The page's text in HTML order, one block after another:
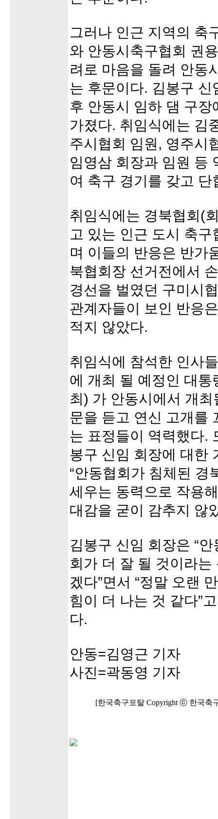
그러나 인근 지역의 축
와 안동시축구협회 권
려로 마음을 돌려 안동
는 후문이다. 김봉구
후 안동시 임하 댐 구
가졌다. 취임식에는 김
주시협회 임원, 영주시
임영삼 회장과 임원 등
여 축구 경기를 갖고
취임식에는 경북협회(
고 있는 인근 도시 축
며 이들의 반응은 반가
북협회장 선거전에서
경선을 벌였던 구미시
관계자들이 보인 반응
적지 않았다.
취임식에 참석한 인사
에 개최 될 예정인 대
최) 가 안동시에서 개
문을 듣고 연신 고개를
는 표정들이 역력했다.
봉구 신임 회장에 대한
“안동협회가 침체된 경
세우는 동력으로 작용
대감을 굳이 감추지 않
김봉구 신임 회장은 “
회가 더 잘 될 것이라
겠다”면서 “정말 오랜
힘이 더 나는 것 같다”
다.
안동=김영근 기자
사진=곽동영 기자
[한국축구포탈 Copyright ⓒ 한국축